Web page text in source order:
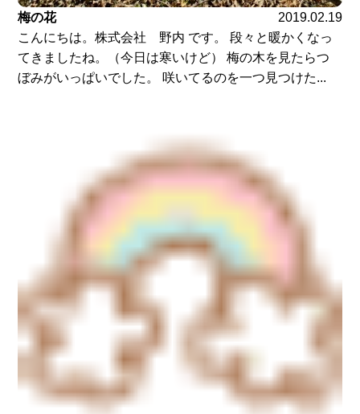
梅の花
2019.02.19
こんにちは。株式会社 野内 です。 段々と暖かくなっ
てきましたね。（今日は寒いけど） 梅の木を見たらつ
ぼみがいっぱいでした。 咲いてるのを一つ見つけた...